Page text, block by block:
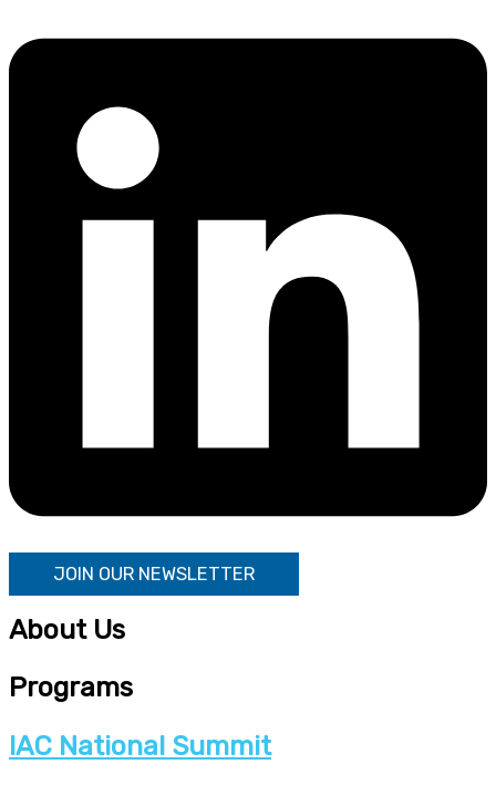
JOIN OUR NEWSLETTER
About Us
Programs
IAC National Summit